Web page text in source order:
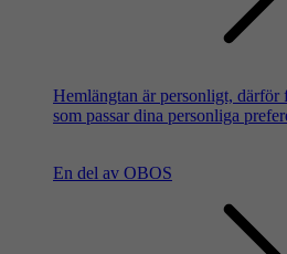
Hemlängtan är personligt,
som passar dina personliga
En del av OBOS